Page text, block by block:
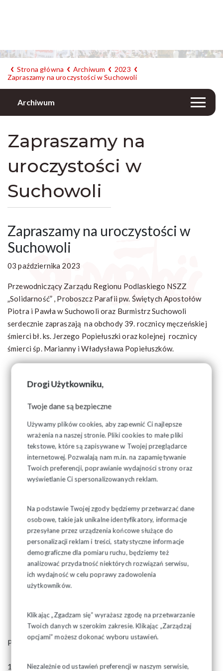
Drogi Użytkowniku,
Twoje dane są bezpieczne
Używamy plików cookies, aby zapewnić Ci najlepsze
wrażenia na naszej stronie. Pliki cookies to małe pliki
tekstowe, które są zapisywane w Twojej przeglądarce
internetowej. Pozwalają nam m.in. na zapamiętywanie
Twoich preferencji, poprawianie wydajności strony oraz
wyświetlanie Ci spersonalizowanych reklam.
Na podstawie Twojej zgody będziemy przetwarzać dane
osobowe, takie jak unikalne identyfikatory, informacje
przesyłane przez urządzenia końcowe służące do
personalizacji reklam i treści, statystyczne informacje
demograficzne dla pomiaru ruchu, będziemy też
analizować przydatność niektórych rozwiązań serwisu,
ich wydajność w celu poprawy zadowolenia
użytkowników.
Klikając „Zgadzam się” wyrażasz zgodę na przetwarzanie
Twoich danych w szerokim zakresie. Klikając „Zarządzaj
opcjami” możesz dokonać wyboru ustawień.
Niezależnie od ustawień preferencji w naszym serwisie,
Strona główna Archiwum
2023
Zapraszamy na uroczystości w Suchowoli
Archiwum
Zapraszamy na
uroczystości w
Suchowoli
Zapraszamy na uroczystości w
Suchowoli
03 października 2023
Przewodniczący Zarządu Regionu Podlaskiego NSZZ
„Solidarność” , Proboszcz Parafii pw. Świętych Apostołów
Piotra i Pawła w Suchowoli oraz Burmistrz Suchowoli
serdecznie zapraszają na obchody 39. rocznicy męczeńskiej
śmierci bł. ks. Jerzego Popiełuszki oraz kolejnej rocznicy
śmierci śp. Marianny i Władysława Popiełuszków.
Program uroczystości:
1.
godz.10.00 – złożenie kwiatów na grobie śp. Marianny i